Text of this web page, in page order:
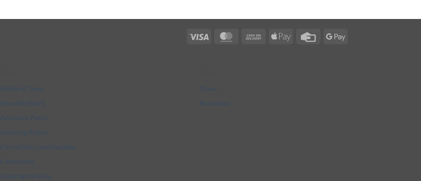
Visa MasterCardCash
Apple
Credit
Google
Editorial Team
How We Work
Accuracy Policy
Sourcing Policy
Corrections and Updates
Contribute
Copyright Policy
О нас
Контакты